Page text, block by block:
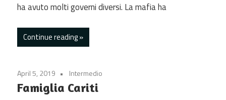
ha avuto molti governi diversi. La mafia ha
Continue reading
April 5, 2019 Intermedio
Famiglia Cariti